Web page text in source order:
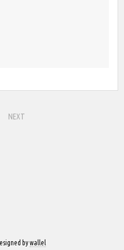
NEXT
bywallel